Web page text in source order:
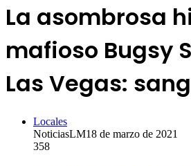
La asombrosa
mafioso Bugsy
Las Vegas:
Locales
NoticiasLM18 de marzo de 2021
358